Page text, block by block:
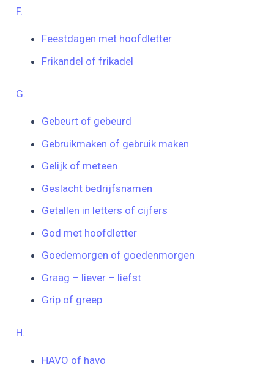
F.
Feestdagen met hoofdletter
Frikandel of frikadel
G.
Gebeurt of gebeurd
Gebruikmaken of gebruik maken
Gelijk of meteen
Geslacht bedrijfsnamen
Getallen in letters of cijfers
God met hoofdletter
Goedemorgen of goedenmorgen
Graag – liever – liefst
Grip of greep
H.
HAVO of havo